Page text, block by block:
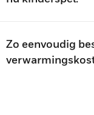
Zo eenvoudig